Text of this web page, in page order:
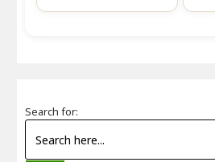
Search for: